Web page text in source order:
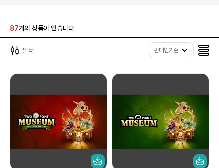
87개의 상품이 있습니다.
필터 판매인기순